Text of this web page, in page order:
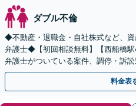
ダブル不倫
◆不動産・退職金・自社株式など、
弁護士◆【初回相談無料】【西船橋
弁護士がついている案件、調停・訴
謝料の被請求側＜着手金無料＞【夜
料金表